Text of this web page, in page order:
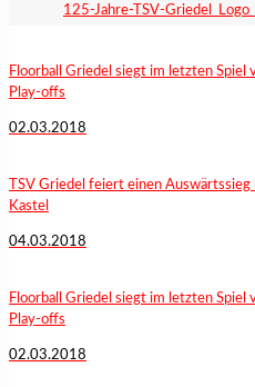
Floorball Griedel siegt im letzten Spiel
Play-offs
02.03.2018
TSV Griedel feiert einen Auswärtssieg
Kastel
04.03.2018
Floorball Griedel siegt im letzten Spiel
Play-offs
02.03.2018